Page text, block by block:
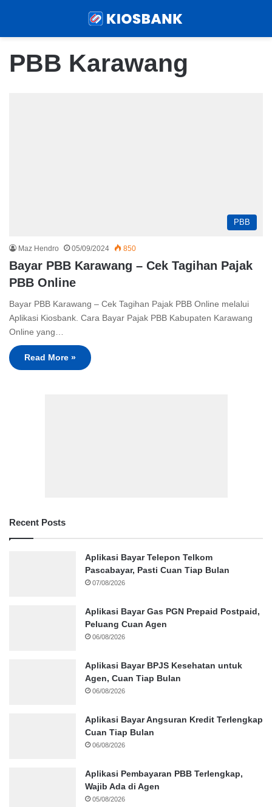
PBB Karawang
PBB
Maz Hendro 05/09/2024 850
Bayar PBB Karawang – Cek Tagihan Pajak
PBB Online
Bayar PBB Karawang – Cek Tagihan Pajak PBB Online melalui
Aplikasi Kiosbank. Cara Bayar Pajak PBB Kabupaten Karawang
Online yang…
Read More »
Recent Posts
Aplikasi Bayar Telepon Telkom
Pascabayar, Pasti Cuan Tiap Bulan
07/08/2026
Aplikasi Bayar Gas PGN Prepaid Postpaid,
Peluang Cuan Agen
06/08/2026
Aplikasi Bayar BPJS Kesehatan untuk
Agen, Cuan Tiap Bulan
06/08/2026
Aplikasi Bayar Angsuran Kredit Terlengkap
Cuan Tiap Bulan
06/08/2026
Aplikasi Pembayaran PBB Terlengkap,
Wajib Ada di Agen
05/08/2026